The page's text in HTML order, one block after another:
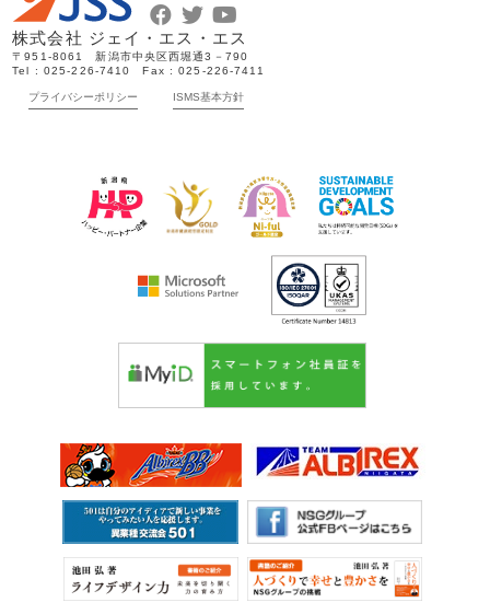
株式会社 ジェイ・エス・エス
〒951-8061 新潟市中央区西堀通3－790
Tel : 025-226-7410 Fax : 025-226-7411
プライバシーポリシー ISMS基本方針